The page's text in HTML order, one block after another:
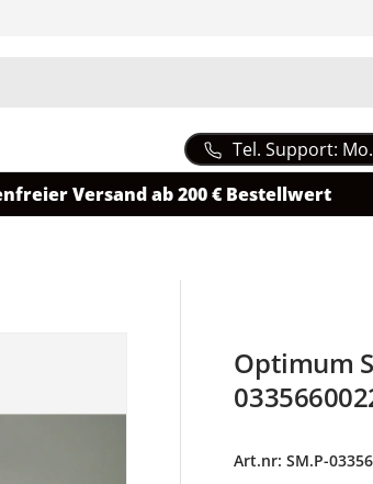
Tel. Support:
Versand ab 200 € Bestellwert
Optimum
Art.nr: SM.P-